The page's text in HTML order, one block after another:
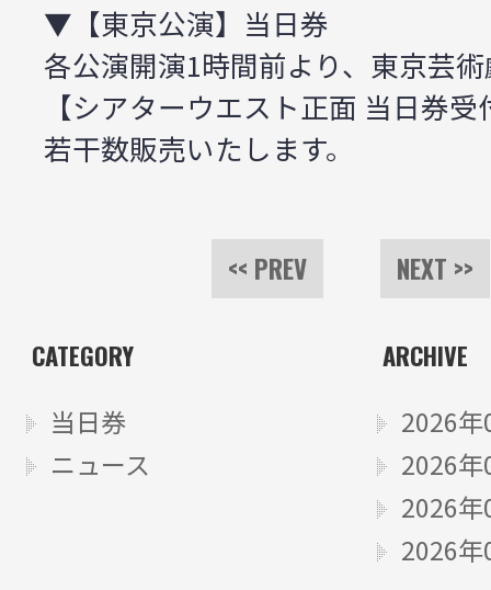
▼【東京公演】当日券
各公演開演1時間前より、東京芸
【シアターウエスト正面 当日券
若干数販売いたします。
<< PREV NEXT >>
CATEGORY
当日券
ニュース
ARCHIVE
2026
2026
2026
2026